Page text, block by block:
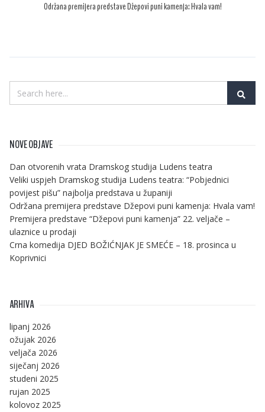
Održana premijera predstave Džepovi puni kamenja: Hvala vam!
NOVE OBJAVE
Dan otvorenih vrata Dramskog studija Ludens teatra
Veliki uspjeh Dramskog studija Ludens teatra: “Pobjednici
povijest pišu” najbolja predstava u županiji
Održana premijera predstave Džepovi puni kamenja: Hvala vam!
Premijera predstave “Džepovi puni kamenja” 22. veljače –
ulaznice u prodaji
Crna komedija DJED BOŽIĆNJAK JE SMEĆE – 18. prosinca u
Koprivnici
ARHIVA
lipanj 2026
ožujak 2026
veljača 2026
siječanj 2026
studeni 2025
rujan 2025
kolovoz 2025